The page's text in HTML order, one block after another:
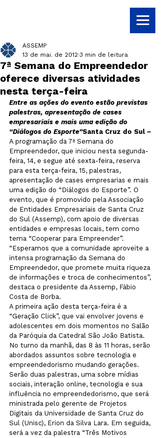
7ª Semana do Empreendedor
oferece diversas atividades
nesta terça-feira
ASSEMP
13 de mai. de 2012 3 min de leitura
Entre as ações do evento estão previstas
palestras, apresentação de cases
empresariais e mais uma edição do
“Diálogos do Esporte”Santa Cruz do Sul –
A programação da 7ª Semana do
Empreendedor, que iniciou nesta segunda-
feira, 14, e segue até sexta-feira, reserva
para esta terça-feira, 15, palestras,
apresentação de cases empresarias e mais
uma edição do “Diálogos do Esporte”. O
evento, que é promovido pela Associação
de Entidades Empresariais de Santa Cruz
do Sul (Assemp), com apoio de diversas
entidades e empresas locais, tem como
tema “Cooperar para Empreender”.
“Esperamos que a comunidade aproveite a
intensa programação da Semana do
Empreendedor, que promete muita riqueza
de informações e troca de conhecimentos”,
destaca o presidente da Assemp, Fábio
Costa de Borba.
A primeira ação desta terça-feira é a
“Geração Click”, que vai envolver jovens e
adolescentes em dois momentos no Salão
da Paróquia da Catedral São João Batista.
No turno da manhã, das 8 às 11 horas, serão
abordados assuntos sobre tecnologia e
empreendedorismo mudando gerações.
Serão duas palestras, uma sobre mídias
sociais, interação online, tecnologia e sua
influência no empreendedorismo, que será
ministrada pelo gerente de Projetos
Digitais da Universidade de Santa Cruz do
Sul (Unisc), Erion da Silva Lara. Em seguida,
será a vez da palestra “Três Motivos